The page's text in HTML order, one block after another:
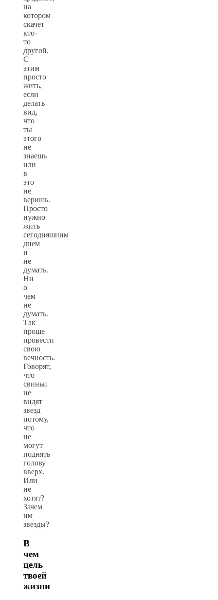
на
котором
скачет
кто-
то
другой.
С
этим
просто
жить,
если
делать
вид,
что
ты
этого
не
знаешь
или
в
это
не
веришь.
Просто
нужно
жить
сегодняшним
днем
и
не
думать.
Ни
о
чем
не
думать.
Так
проще
провести
свою
вечность.
Говорят,
что
свиньи
не
видят
звезд
потому,
что
не
могут
поднять
голову
вверх.
Или
не
хотят?
Зачем
им
звезды?
В
чем
цель
твоей
жизни